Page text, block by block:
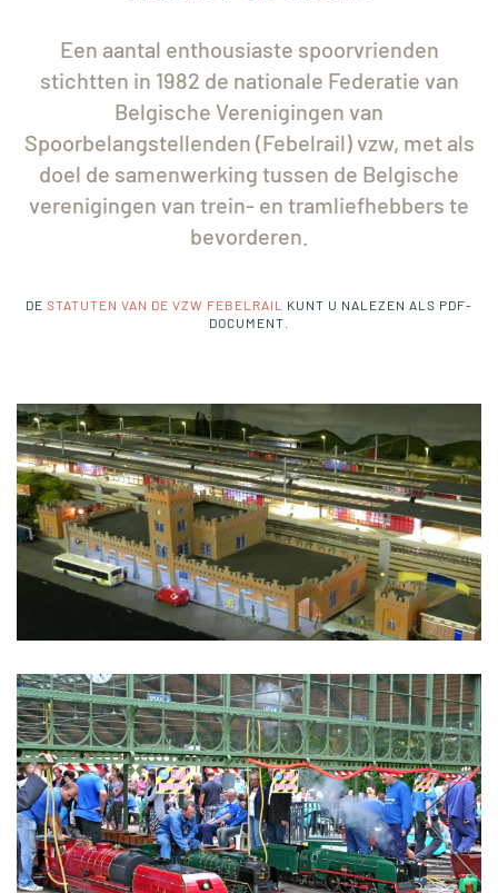
Een aantal enthousiaste spoorvrienden
stichtten in 1982 de nationale Federatie van
Belgische Verenigingen van
Spoorbelangstellenden (Febelrail) vzw, met als
doel de samenwerking tussen de Belgische
verenigingen van trein- en tramliefhebbers te
bevorderen.
DE STATUTEN VAN DE VZW FEBELRAIL
KUNT U NALEZEN ALS PDF-
DOCUMENT.